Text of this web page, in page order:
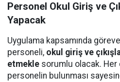
Personel Okul Giriş ve
Yapacak
Uygulama kapsamında
personeli, okul giriş ve
etmekle sorumlu olacak. Her
personelin bulunması